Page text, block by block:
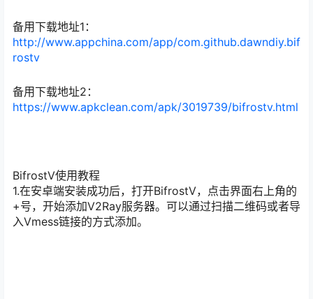
备用下载地址1：
http://www.appchina.com/app/com.github.dawndiy.bif
rostv
备用下载地址2：
https://www.apkclean.com/apk/3019739/bifrostv.html
BifrostV使用教程
1.在安卓端安装成功后，打开BifrostV，点击界面右上角的
+号，开始添加V2Ray服务器。可以通过扫描二维码或者导
入Vmess链接的方式添加。